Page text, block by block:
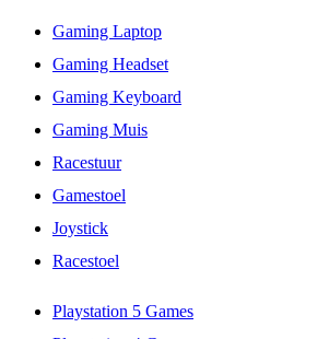
Gaming Laptop
Gaming Headset
Gaming Keyboard
Gaming Muis
Racestuur
Gamestoel
Joystick
Racestoel
Playstation 5 Games